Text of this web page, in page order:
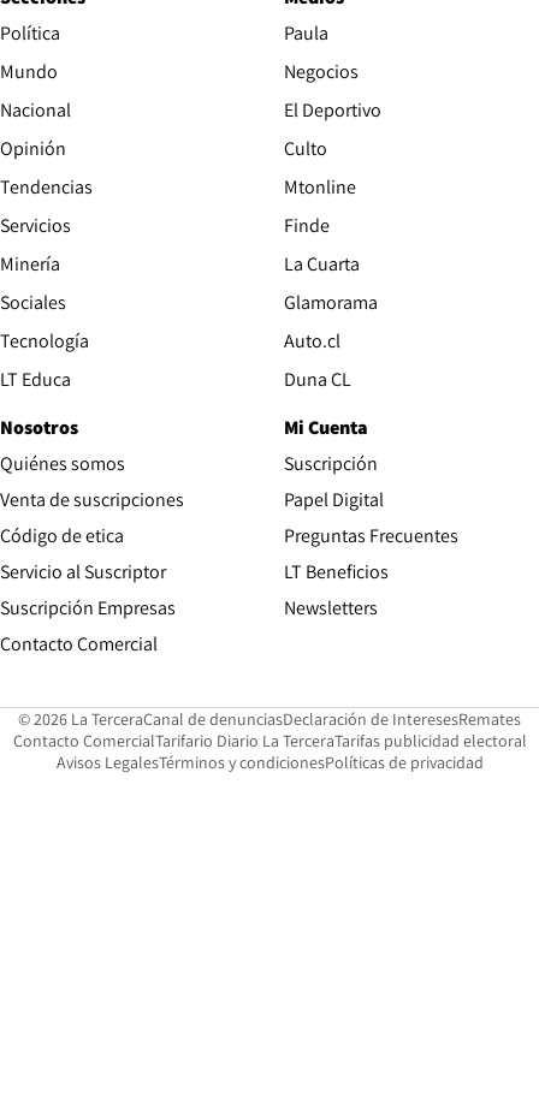
Política
Mundo
Nacional
Opinión
Tendencias
Servicios
Minería
Sociales
Tecnología
LT Educa
Paula
Negocios
El Deportivo
Culto
Mtonline
Finde
La Cuarta
Glamorama
Auto.clOpens in new window
Duna CLOpens in new window
Nosotros
Quiénes somos
Venta de suscripciones
Código de etica Opens in new window
Servicio al Suscriptor
Suscripción Empresas
Contacto ComercialOpens in new window
Mi Cuenta
Suscripción
Papel DigitalOpens in new
Preguntas Frecuentes
LT Beneficios
Newsletters
© 2026 La TerceraCanal de denunciasOpens in new window
Declaración de InteresesOpens in
Remates
Contacto ComercialOpens in new window
Tarifario Diario La TerceraOpens in new window
Tarifas publicidad electoral
Avisos LegalesOpens in new window
Términos y condicionesPolíticas de privacidad